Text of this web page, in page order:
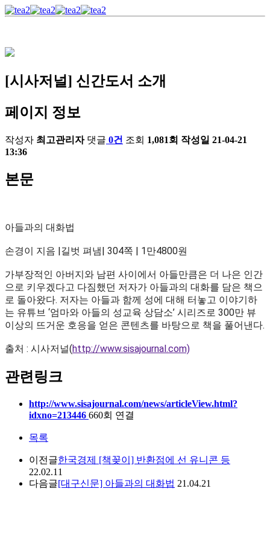
[시사저널] 신간도서 소개
페이지 정보
작성자 최고관리자 댓글 0건 조회 1,081회 작성일 21-04-21
13:36
본문
아들과의 대화법
손경이 지음 |길벗 펴냄| 304쪽 | 1만4800원
가부장적인 아버지와 남편 사이에서 아들만큼은 더 나은 인간
으로 키우겠다고 다짐했던 저자가 아들과의 대화를 담은 책으
로 돌아왔다. 저자는 아들과 함께 성에 대해 터놓고 이야기하
는 유튜브 ‘엄마와 아들의 성교육 상담소’ 시리즈로 300만 뷰
이상의 뜨거운 호응을 얻은 콘텐츠를 바탕으로 책을 풀어낸다.
출처 : 시사저널(http://www.sisajournal.com)
관련링크
http://www.sisajournal.com/news/articleView.html?
idxno=213446 660회 연결
목록
이전글한국경제 [책꽂이] 반환점에 선 유니콘 등
22.02.11
다음글[대구신문] 아들과의 대화법 21.04.21